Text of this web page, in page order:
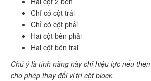
Chỉ có cột trái
Chỉ có cột phải
Hai cột bên phải
Hai cột bên trái
Chú ý là tính năng này chỉ hiệu lực nếu
cho phép thay đổi vị trí cột block.